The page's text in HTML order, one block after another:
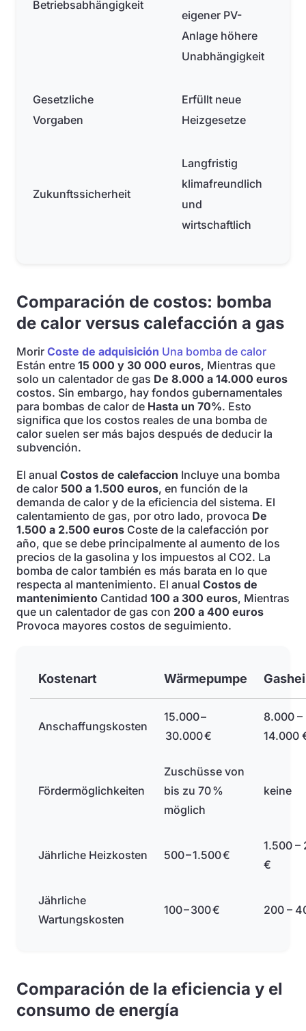
Betriebsabhängigkeit
eigener PV-
Anlage höhere
Unabhängigkeit
Gesetzliche
Vorgaben
Erfüllt neue
Heizgesetze
Zukunftssicherheit
Langfristig
klimafreundlich
und
wirtschaftlich
Comparación de costos: bomba
de calor versus calefacción a gas
Morir Coste de adquisición Una bomba de calor
Están entre 15 000 y 30 000 euros, Mientras que
solo un calentador de gas De 8.000 a 14.000 euros
costos. Sin embargo, hay fondos gubernamentales
para bombas de calor de Hasta un 70%. Esto
significa que los costos reales de una bomba de
calor suelen ser más bajos después de deducir la
subvención.
El anual Costos de calefaccion Incluye una bomba
de calor 500 a 1.500 euros, en función de la
demanda de calor y de la eficiencia del sistema. El
calentamiento de gas, por otro lado, provoca De
1.500 a 2.500 euros Coste de la calefacción por
año, que se debe principalmente al aumento de los
precios de la gasolina y los impuestos al CO2. La
bomba de calor también es más barata en lo que
respecta al mantenimiento. El anual Costos de
mantenimiento Cantidad 100 a 300 euros, Mientras
que un calentador de gas con 200 a 400 euros
Provoca mayores costos de seguimiento.
Kostenart Wärmepumpe
Anschaffungskosten
15.000 –
30.000 €
8.000 –
14.000
Fördermöglichkeiten
Zuschüsse von
bis zu 70 %
möglich
keine
Jährliche Heizkosten 500 – 1.500 €
1.500 –
€
Jährliche
Wartungskosten
100 – 300 € 200 –
Comparación de la eficiencia y el
consumo de energía